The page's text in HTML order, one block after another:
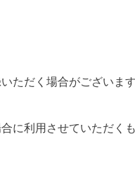
ただく場合がございます
に利用させていただくも